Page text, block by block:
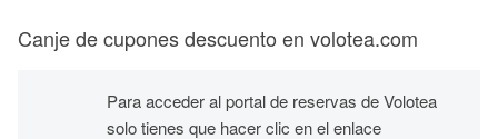
Canje de cupones descuento en volotea.com
Para acceder al portal de reservas de Volotea
solo tienes que hacer clic en el enlace